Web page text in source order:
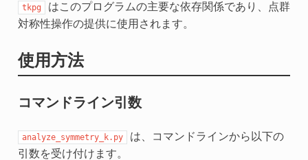
tkpg
はこのプログラムの主要な依存関係であり、点群
対称性操作の提供に使用されます。
使用方法
コマンドライン引数
analyze_symmetry_k.py
は、コマンドラインから以下の
引数を受け付けます。